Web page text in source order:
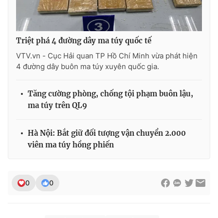
THỜI BÁO VTV
Theo dõi báo trên
Cơ quan báo chí:Thời báo VTV
Giấy phép hoạt động báo in và báo điện tử số 483/GP-BTTTT
Phó Tổng Biên tập:
Nguyễn Thị Mỹ Hạnh, Phạm Quốc Thắng,
Triệt phá 4 đường dây ma túy quốc tế
VTV.vn - Cục Hải quan TP Hồ Chí Minh vừa phát hiện
4 đường dây buôn ma túy xuyên quốc gia.
Tăng cường phòng, chống tội phạm buôn lậu,
ma túy trên QL9
Hà Nội: Bắt giữ đối tượng vận chuyển 2.000
viên ma túy hồng phiến
0 0